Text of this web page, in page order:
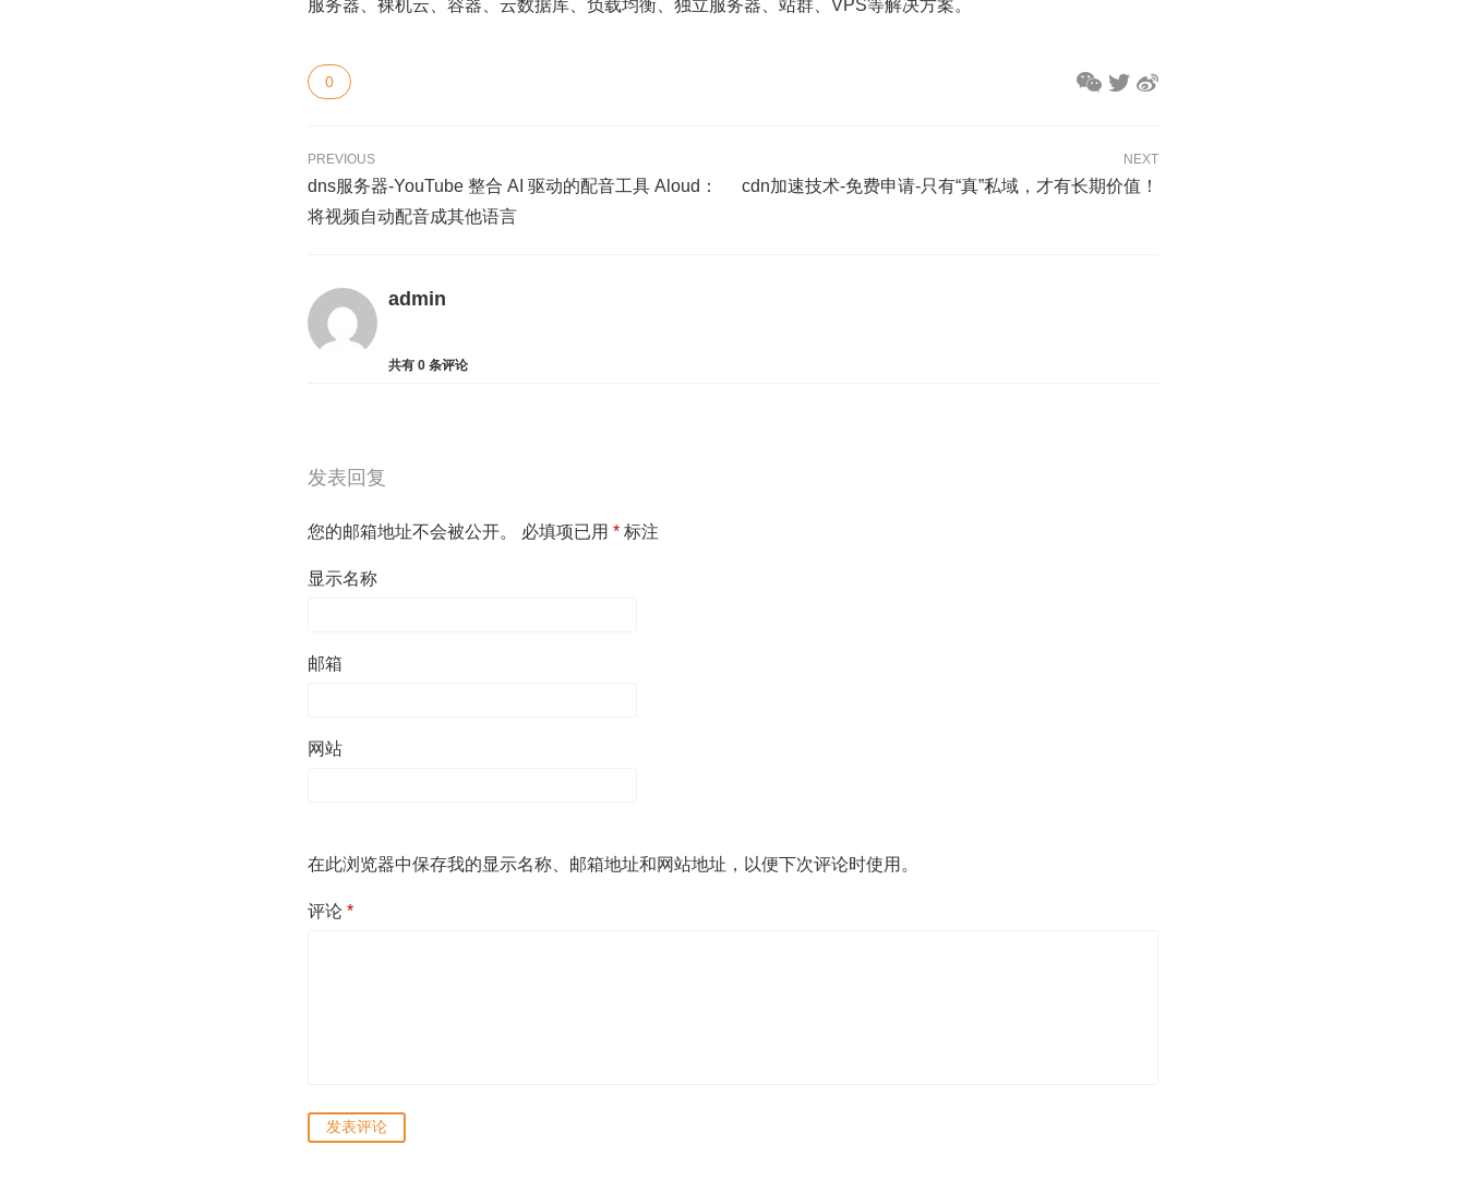
服务器、裸机云、容器、云数据库、负载均衡、独立服务器、站群、VPS等解决方案。
0
PREVIOUS
dns服务器-YouTube 整合 AI 驱动的配音工具 Aloud：
将视频自动配音成其他语言
NEXT
cdn加速技术-免费申请-只有“真”私域，才有长期价值！
admin
共有 0 条评论
发表回复
您的邮箱地址不会被公开。 必填项已用 * 标注
显示名称
邮箱
网站
在此浏览器中保存我的显示名称、邮箱地址和网站地址，以便下次评论时使用。
评论 *